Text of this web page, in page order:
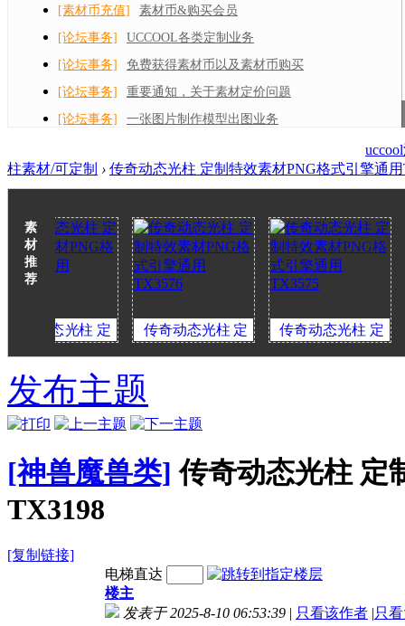
[素材币充值]
素材币&购买会员
[论坛事务]
UCCOOL各类定制业务
[论坛事务]
免费获得素材币以及素材币购买
[论坛事务]
重要通知，关于素材定价问题
[论坛事务]
一张图片制作模型出图业务
柱素材/可定制 › 传奇动态光柱 定制特效素材PNG格式引擎通
素
材
推
荐
光柱 定
通用
传奇动态光柱 定
式引擎通用
TX3576
传奇动态光柱 定
传奇
发布主题
[神兽魔兽类] 传奇动态光柱 定
TX3198
[复制链接]
电梯直达
楼主
发表于 2025-8-10 06:53:39 | 只看该作者 |只